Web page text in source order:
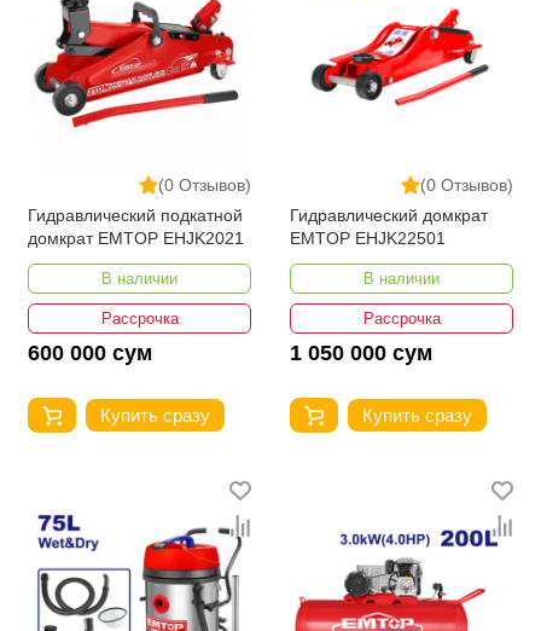
(0 Отзывов)
Гидравлический подкатной
домкрат EMTOP EHJK2021
В наличии
Рассрочка
600 000 сум
Купить сразу
(0 Отзывов)
Гидравлический домкрат
EMTOP EHJK22501
В наличии
Рассрочка
1 050 000 сум
Купить сразу